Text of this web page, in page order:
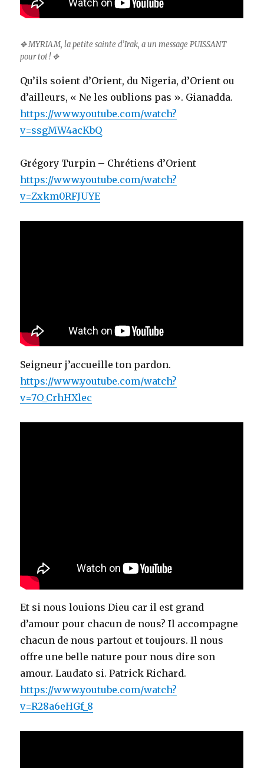
✥ MYRIAM, la petite sainte d’Irak, a un message PUISSANT
pour toi ! ✥
Qu’ils soient d’Orient, du Nigeria, d’Orient ou
d’ailleurs, « Ne les oublions pas ». Gianadda.
https://www.youtube.com/watch?
v=ssgMW4acKbQ
Grégory Turpin – Chrétiens d’Orient
https://www.youtube.com/watch?
v=Zxkm0RFJUYE
Seigneur j’accueille ton pardon.
https://www.youtube.com/watch?
v=7O_CrhHXlec
Et si nous louions Dieu car il est grand
d’amour pour chacun de nous? Il accompagne
chacun de nous partout et toujours. Il nous
offre une belle nature pour nous dire son
amour. Laudato si. Patrick Richard.
https://www.youtube.com/watch?
v=R28a6eHGf_8